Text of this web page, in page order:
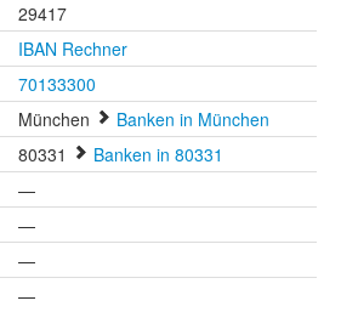
29417
IBAN Rechner
70133300
München
Banken in München
80331
Banken in 80331
—
—
—
—